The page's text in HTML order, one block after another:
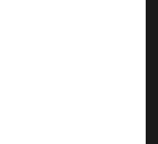
genehmigungsfähig“ – Betreiber E.on